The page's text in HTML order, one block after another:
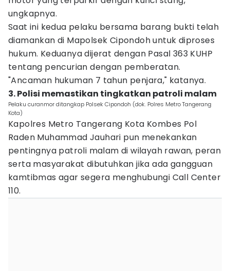
ungkapnya.
Saat ini kedua pelaku bersama barang bukti telah
diamankan di Mapolsek Cipondoh untuk diproses
hukum. Keduanya dijerat dengan Pasal 363 KUHP
tentang pencurian dengan pemberatan.
"Ancaman hukuman 7 tahun penjara," katanya.
3. Polisi memastikan tingkatkan patroli malam
Pelaku curanmor ditangkap Polsek Cipondoh (dok. Polres Metro Tangerang
Kota)
Kapolres Metro Tangerang Kota Kombes Pol
Raden Muhammad Jauhari pun menekankan
pentingnya patroli malam di wilayah rawan, peran
serta masyarakat dibutuhkan jika ada gangguan
kamtibmas agar segera menghubungi Call Center
110.